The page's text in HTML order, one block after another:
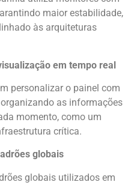
maior estabilidade,
às arquiteturas
em tempo real
personalizar o painel com
as informações
momento, como um
crítica.
globais
globais utilizados em